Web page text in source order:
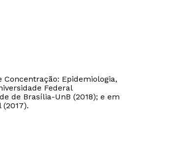
Epidemiologia,
Federal
de Brasília-UnB (2018); e em